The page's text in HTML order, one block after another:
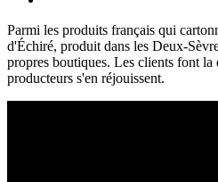
Parmi les produits français qui
d'Échiré, produit dans les Deux-
propres boutiques. Les clients font la
producteurs s'en réjouissent.